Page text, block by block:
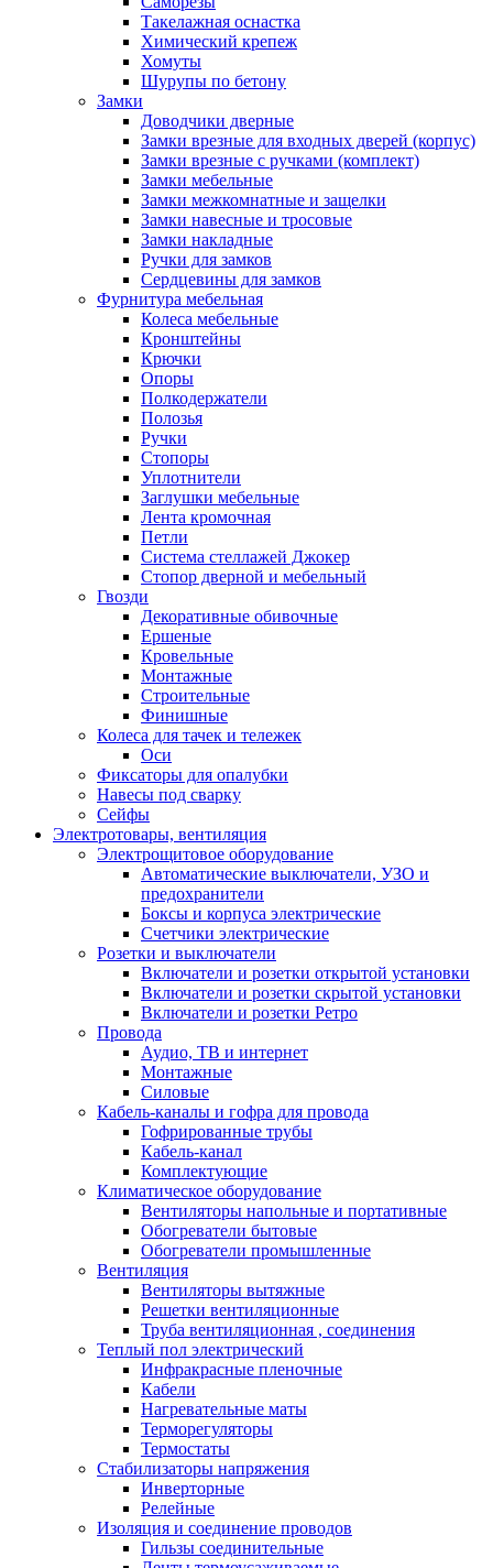
Такелажная оснастка
Химический крепеж
Хомуты
Шурупы по бетону
Замки
Доводчики дверные
Замки врезные для входных дверей (корпус)
Замки врезные с ручками (комплект)
Замки мебельные
Замки межкомнатные и защелки
Замки навесные и тросовые
Замки накладные
Ручки для замков
Сердцевины для замков
Фурнитура мебельная
Колеса мебельные
Кронштейны
Крючки
Опоры
Полкодержатели
Полозья
Ручки
Стопоры
Уплотнители
Заглушки мебельные
Лента кромочная
Петли
Система стеллажей Джокер
Стопор дверной и мебельный
Гвозди
Декоративные обивочные
Ершеные
Кровельные
Монтажные
Строительные
Финишные
Колеса для тачек и тележек
Оси
Фиксаторы для опалубки
Навесы под сварку
Сейфы
Электротовары, вентиляция
Электрощитовое оборудование
Автоматические выключатели, УЗО и
предохранители
Боксы и корпуса электрические
Счетчики электрические
Розетки и выключатели
Включатели и розетки открытой установки
Включатели и розетки скрытой установки
Включатели и розетки Ретро
Провода
Аудио, ТВ и интернет
Монтажные
Силовые
Кабель-каналы и гофра для провода
Гофрированные трубы
Кабель-канал
Комплектующие
Климатическое оборудование
Вентиляторы напольные и портативные
Обогреватели бытовые
Обогреватели промышленные
Вентиляция
Вентиляторы вытяжные
Решетки вентиляционные
Труба вентиляционная , соединения
Теплый пол электрический
Инфракрасные пленочные
Кабели
Нагревательные маты
Терморегуляторы
Термостаты
Стабилизаторы напряжения
Инверторные
Релейные
Изоляция и соединение проводов
Гильзы соединительные